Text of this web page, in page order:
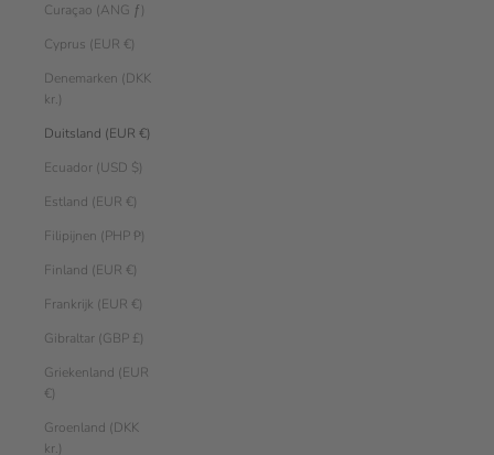
Curaçao (ANG ƒ)
Cyprus (EUR €)
Denemarken (DKK
kr.)
Duitsland (EUR €)
Ecuador (USD $)
Estland (EUR €)
Filipijnen (PHP ₱)
Finland (EUR €)
Frankrijk (EUR €)
Gibraltar (GBP £)
Griekenland (EUR
€)
Groenland (DKK
kr.)